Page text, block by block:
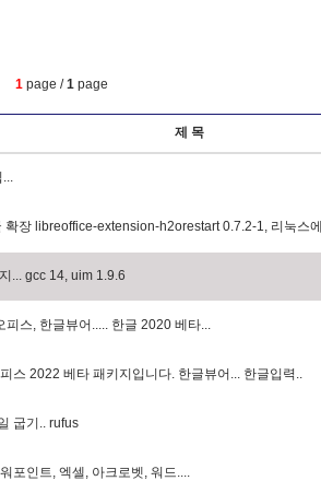
1 page /1 page
제 목
...
확장 ibreoffice-extension-h2orestart 0.7.2-1, 리 눅스
지 ... gcc 14, uim 1.9.6
피 스, 한글뷰어 ..... 한글 2020 베 타...
피 스 2022 베 타 패 키 지 입 니 다. 한글뷰어 ... 한글입 력 ..
굽기 .. rufus
워 포인트, 엑셀, 아크로벳, 워 드....